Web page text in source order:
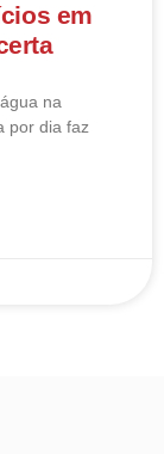
em
na
por dia faz